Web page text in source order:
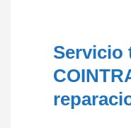
Servicio